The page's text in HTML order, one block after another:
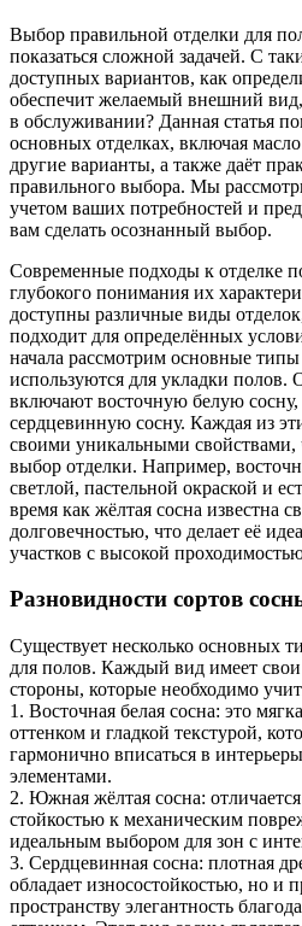
Выбор правильной отделки для
показаться сложной задачей. С
доступных вариантов, как
обеспечит желаемый внешний вид,
в обслуживании? Данная статья
основных отделках, включая
другие варианты, а также даёт
правильного выбора. Мы
учетом ваших потребностей и
вам сделать осознанный выбор.
Современные подходы к отделке
глубокого понимания их
доступны различные виды
подходит для определённых
начала рассмотрим основные
используются для укладки
включают восточную белую
сердцевинную сосну. Каждая из
своими уникальными свойствами,
выбор отделки. Например,
светлой, пастельной окраской и
время как жёлтая сосна известна
долговечностью, что делает её
участков с высокой
Разновидности сортов
Существует несколько основных
для полов. Каждый вид имеет
стороны, которые необходимо
1. Восточная белая сосна: это
оттенком и гладкой текстурой,
гармонично вписаться в
элементами.
2. Южная жёлтая сосна:
стойкостью к механическим
идеальным выбором для зон с
3. Сердцевинная сосна: плотная
обладает износостойкостью, но и
пространству элегантность